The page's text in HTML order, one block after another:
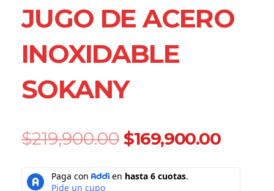
JUGO DE ACERO
INOXIDABLE
SOKANY
$219,900.00 Original
price
$219,900.00.
$169,900.00
De